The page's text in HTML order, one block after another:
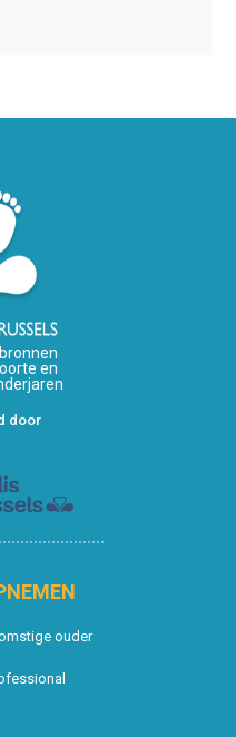
en
door
ouder